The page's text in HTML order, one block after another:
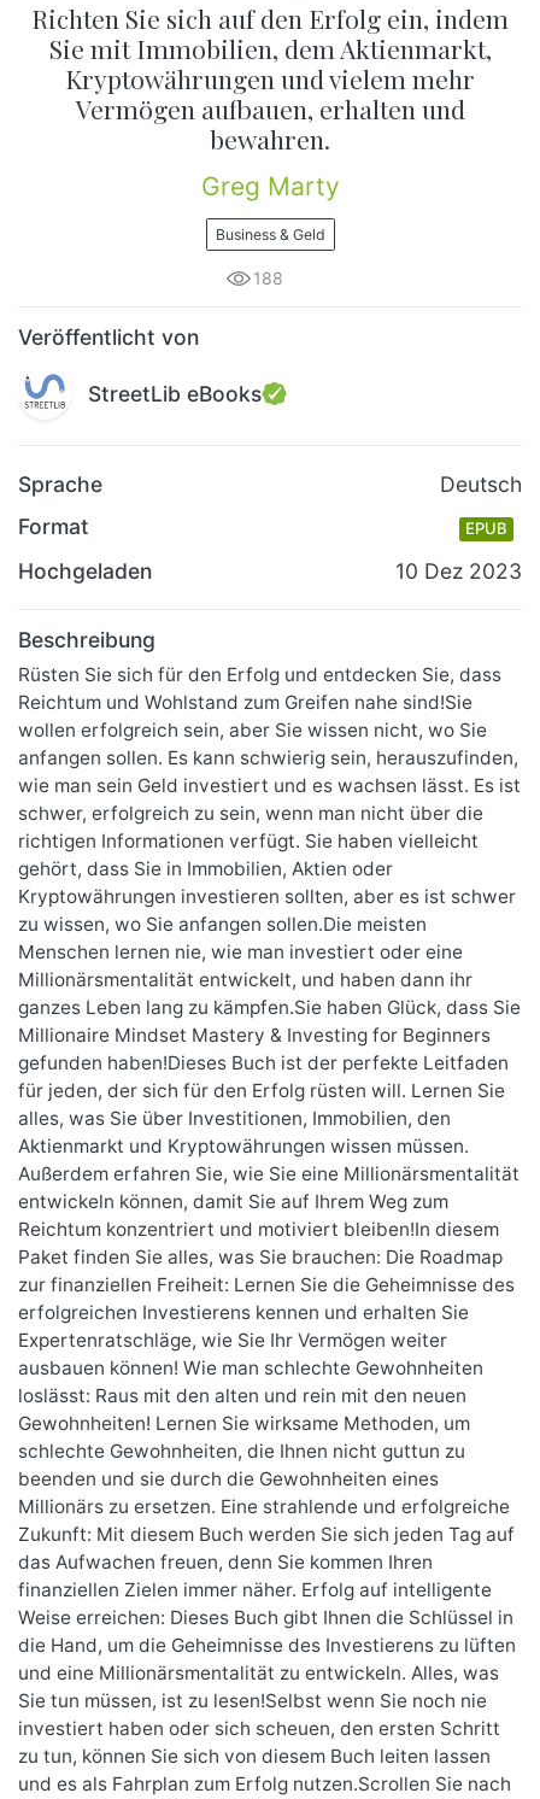
Richten Sie sich auf den Erfolg ein, indem
Sie mit Immobilien, dem Aktienmarkt,
Kryptowährungen und vielem mehr
Vermögen aufbauen, erhalten und
bewahren.
Greg Marty
Business & Geld
188
Veröffentlicht von
StreetLib eBooks
Sprache
Deutsch
Format
EPUB
Hochgeladen 10 Dez 2023
Beschreibung
Rüsten Sie sich für den Erfolg und entdecken Sie, dass
Reichtum und Wohlstand zum Greifen nahe sind!Sie
wollen erfolgreich sein, aber Sie wissen nicht, wo Sie
anfangen sollen. Es kann schwierig sein, herauszufinden,
wie man sein Geld investiert und es wachsen lässt. Es ist
schwer, erfolgreich zu sein, wenn man nicht über die
richtigen Informationen verfügt. Sie haben vielleicht
gehört, dass Sie in Immobilien, Aktien oder
Kryptowährungen investieren sollten, aber es ist schwer
zu wissen, wo Sie anfangen sollen.Die meisten
Menschen lernen nie, wie man investiert oder eine
Millionärsmentalität entwickelt, und haben dann ihr
ganzes Leben lang zu kämpfen.Sie haben Glück, dass Sie
Millionaire Mindset Mastery & Investing for Beginners
gefunden haben!Dieses Buch ist der perfekte Leitfaden
für jeden, der sich für den Erfolg rüsten will. Lernen Sie
alles, was Sie über Investitionen, Immobilien, den
Aktienmarkt und Kryptowährungen wissen müssen.
Außerdem erfahren Sie, wie Sie eine Millionärsmentalität
entwickeln können, damit Sie auf Ihrem Weg zum
Reichtum konzentriert und motiviert bleiben!In diesem
Paket finden Sie alles, was Sie brauchen: Die Roadmap
zur finanziellen Freiheit: Lernen Sie die Geheimnisse des
erfolgreichen Investierens kennen und erhalten Sie
Expertenratschläge, wie Sie Ihr Vermögen weiter
ausbauen können! Wie man schlechte Gewohnheiten
loslässt: Raus mit den alten und rein mit den neuen
Gewohnheiten! Lernen Sie wirksame Methoden, um
schlechte Gewohnheiten, die Ihnen nicht guttun zu
beenden und sie durch die Gewohnheiten eines
Millionärs zu ersetzen. Eine strahlende und erfolgreiche
Zukunft: Mit diesem Buch werden Sie sich jeden Tag auf
das Aufwachen freuen, denn Sie kommen Ihren
finanziellen Zielen immer näher. Erfolg auf intelligente
Weise erreichen: Dieses Buch gibt Ihnen die Schlüssel in
die Hand, um die Geheimnisse des Investierens zu lüften
und eine Millionärsmentalität zu entwickeln. Alles, was
Sie tun müssen, ist zu lesen!Selbst wenn Sie noch nie
investiert haben oder sich scheuen, den ersten Schritt
zu tun, können Sie sich von diesem Buch leiten lassen
und es als Fahrplan zum Erfolg nutzen.Scrollen Sie nach